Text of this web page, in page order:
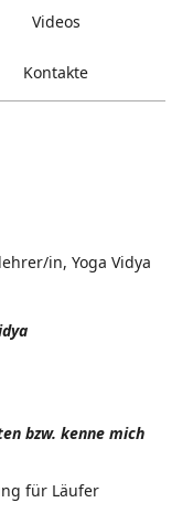
Videos
Kontakte
in, Yoga Vidya
bzw. kenne mich
für Läufer